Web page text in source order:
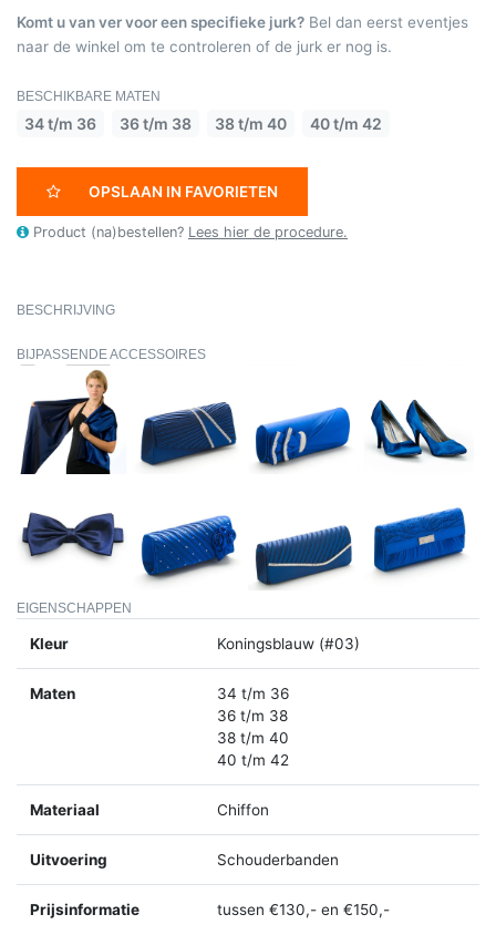
Komt u van ver voor een specifieke jurk? Bel dan eerst eventjes
naar de winkel om te controleren of de jurk er nog is.
BESCHIKBARE MATEN
34 t/m 36 36 t/m 38 38 t/m 40 40 t/m 42
OPSLAAN IN FAVORIETEN
Product (na)bestellen? Lees hier de procedure.
BESCHRIJVING
BIJPASSENDE ACCESSOIRES
EIGENSCHAPPEN
Kleur Koningsblauw (#03)
Maten
34 t/m 36
36 t/m 38
38 t/m 40
40 t/m 42
Materiaal Chiffon
Uitvoering Schouderbanden
Prijsinformatie tussen €130,- en €150,-